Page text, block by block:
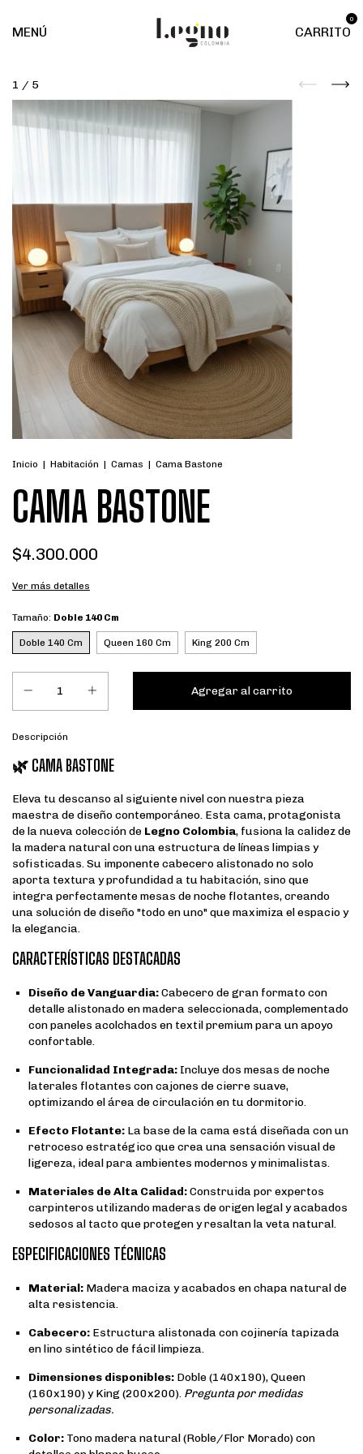
MENÚ CARRITO
0
1 / 5
Inicio | Habitación | Camas | Cama Bastone
CAMA BASTONE
$4.300.000
Ver más detalles
Tamaño: Doble 140 Cm
Doble 140 Cm Queen 160 Cm King 200 Cm
Descripción
🌿 CAMA BASTONE
Eleva tu descanso al siguiente nivel con nuestra pieza
maestra de diseño contemporáneo. Esta cama, protagonista
de la nueva colección de Legno Colombia, fusiona la calidez de
la madera natural con una estructura de líneas limpias y
sofisticadas. Su imponente cabecero alistonado no solo
aporta textura y profundidad a tu habitación, sino que
integra perfectamente mesas de noche flotantes, creando
una solución de diseño "todo en uno" que maximiza el espacio y
la elegancia.
CARACTERÍSTICAS DESTACADAS
Diseño de Vanguardia:Cabecero de gran formato con
detalle alistonado en madera seleccionada, complementado
con paneles acolchados en textil premium para un apoyo
confortable.
Funcionalidad Integrada: Incluye dos mesas de noche
laterales flotantes con cajones de cierre suave,
optimizando el área de circulación en tu dormitorio.
Efecto Flotante: La base de la cama está diseñada con un
retroceso estratégico que crea una sensación visual de
ligereza, ideal para ambientes modernos y minimalistas.
Materiales de Alta Calidad:Construida por expertos
carpinteros utilizando maderas de origen legal y acabados
sedosos al tacto que protegen y resaltan la veta natural.
ESPECIFICACIONES TÉCNICAS
Material: Madera maciza y acabados en chapa natural de
alta resistencia.
Cabecero: Estructura alistonada con cojinería tapizada
en lino sintético de fácil limpieza.
Dimensiones disponibles: Doble (140x190), Queen
(160x190) y King (200x200). Pregunta por medidas
personalizadas.
Color: Tono madera natural (Roble/Flor Morado) con